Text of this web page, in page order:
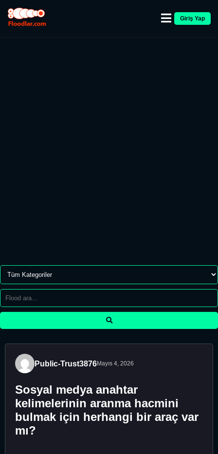
Giriş Yap
Public-Trust3876Mayıs 4, 2026
Sosyal medya anahtar
kelimelerinin aranma hacmini
bulmak için herhangi bir araç var
mı?